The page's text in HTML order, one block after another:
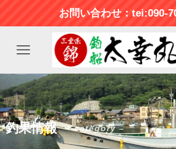
お問い合わせ：tei:090-
釣果情報 – category –